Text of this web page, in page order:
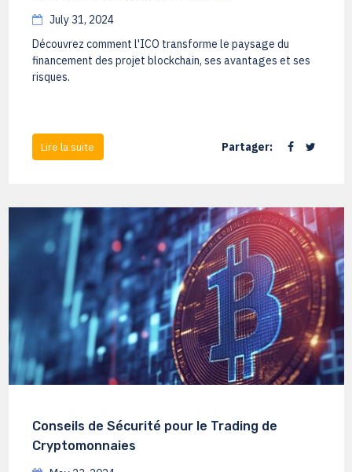
July 31, 2024
Découvrez comment l'ICO transforme le paysage du
financement des projet blockchain, ses avantages et ses
risques.
Lire la suite Partager:
Conseils de Sécurité pour le Trading de
Cryptomonnaies